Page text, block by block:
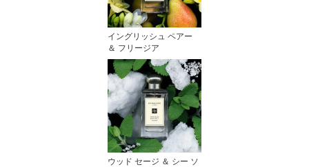
イングリッシュ ペアー
＆ フリージア
ウッド セージ ＆ シー ソ